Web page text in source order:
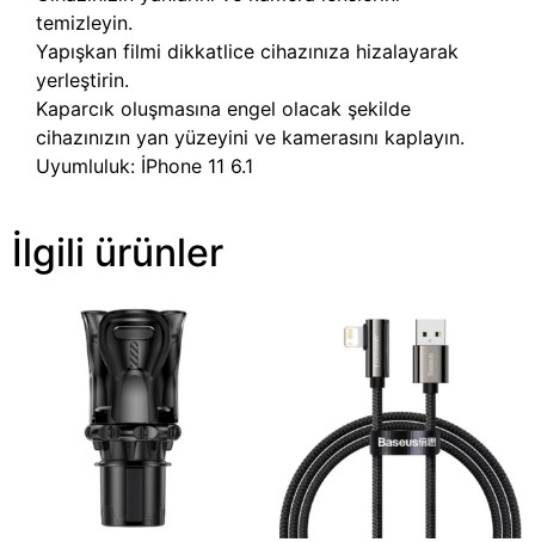
temizleyin.
Yapışkan filmi dikkatlice cihazınıza hizalayarak
yerleştirin.
Kaparcık oluşmasına engel olacak şekilde
cihazınızın yan yüzeyini ve kamerasını kaplayın.
Uyumluluk: İPhone 11 6.1
İlgili ürünler